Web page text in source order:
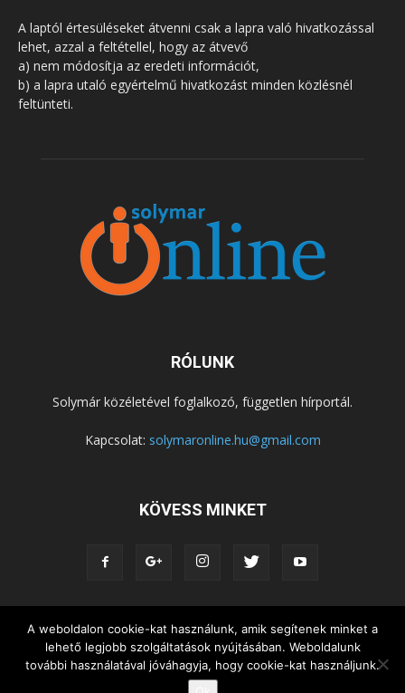
A laptól értesüléseket átvenni csak a lapra való hivatkozással
lehet, azzal a feltétellel, hogy az átvevő
a) nem módosítja az eredeti információt,
b) a lapra utaló egyértelmű hivatkozást minden közlésnél
feltünteti.
RÓLUNK
Solymár közéletével foglalkozó, független hírportál.
Kapcsolat: solymaronline.hu@gmail.com
KÖVESS MINKET
KÖZÉLET KÖZÖSSÉGEK
SZABADIDŐ
NEMZETISÉG, HELYTÖRTÉNET
RIPORTOK
KÖZÉRDEKŰ INFORMÁCIÓK
A weboldalon cookie-kat használunk, amik segítenek minket a
lehető legjobb szolgáltatások nyújtásában. Weboldalunk
további használatával jóváhagyja, hogy cookie-kat használjunk.